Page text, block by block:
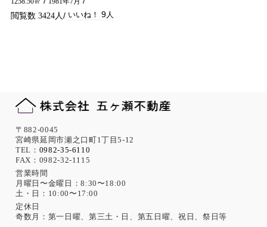
3424 9
〒882-0045
宮崎県延岡市瀬之口町1丁目5-12
TEL： 0982-35-6110
FAX：0982-32-1115
営業時間
月曜日〜金曜日：8:30〜18:00
土・日：10:00〜17:00
定休日
奇数月：第一日曜、第三土・日、第五日曜、祝日、祭日等